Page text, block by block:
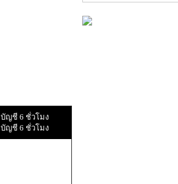
บัญชี 6 ชั่วโมง
บัญชี 6 ชั่วโมง